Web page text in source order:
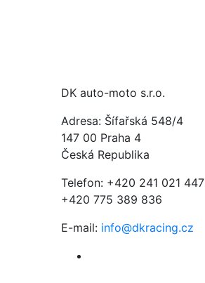
DK auto-moto s.r.o.
Adresa: Šífařská 548/4
147 00 Praha 4
Česká Republika
Telefon: +420 241 021 447
+420 775 389 836
E-mail: info@dkracing.cz